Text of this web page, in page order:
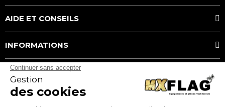
AIDE ET CONSEILS
INFORMATIONS
MOYENS DE PAIEMENT